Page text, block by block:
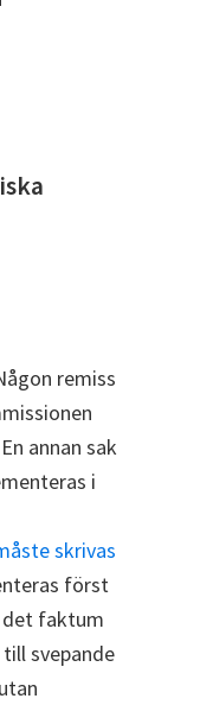
remiss
annan sak
i
skrivas
först
det faktum
svepande